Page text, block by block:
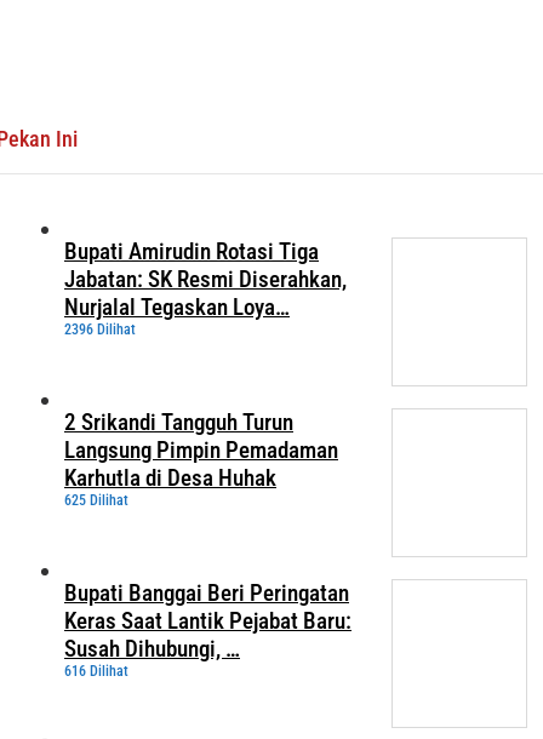
Ini
Bupati Amirudin Rotasi Tiga
Jabatan: SK Resmi Diserahkan,
Nurjalal Tegaskan Loya…
2396 Dilihat
2 Srikandi Tangguh Turun
Langsung Pimpin Pemadaman
Karhutla di Desa Huhak
625 Dilihat
Bupati Banggai Beri Peringatan
Keras Saat Lantik Pejabat Baru:
Susah Dihubungi, …
616 Dilihat